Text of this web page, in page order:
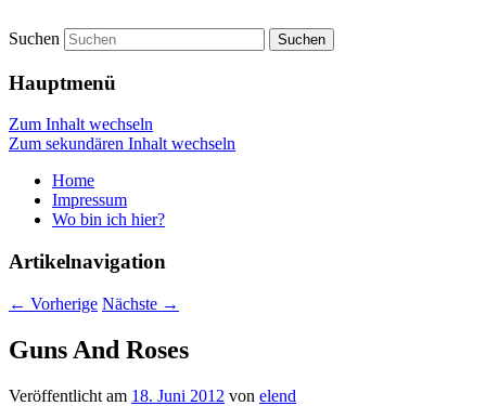
vidgames.de
Suchen
Hauptmenü
Zum Inhalt wechseln
Zum sekundären Inhalt wechseln
Home
Impressum
Wo bin ich hier?
Artikelnavigation
← Vorherige Nächste →
Guns And Roses
Veröffentlicht am 18. Juni 2012 von elend